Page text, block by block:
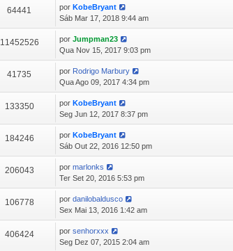
64441 porKobeBryant
Sáb Mar 17, 2018 9:44 am
11452526 porJumpman23
Qua Nov 15, 2017 9:03 pm
41735 por Rodrigo Marbury
Qua Ago 09, 2017 4:34 pm
133350 porKobeBryant
Seg Jun 12, 2017 8:37 pm
184246 porKobeBryant
Sáb Out 22, 2016 12:50 pm
206043 pormarlonks
Ter Set 20, 2016 5:53 pm
106778 pordanilobaldusco
Sex Mai 13, 2016 1:42 am
406424 porsenhorxxx
Seg Dez 07, 2015 2:04 am